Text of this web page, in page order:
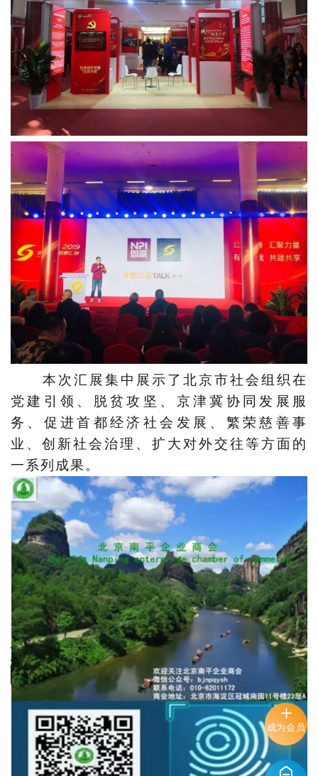
本次汇展集中展示了北京市社会组织在
党建引领、脱贫攻坚、京津冀协同发展服
务、促进首都经济社会发展、繁荣慈善事
业、创新社会治理、扩大对外交往等方面的
一系列成果。
成为会员